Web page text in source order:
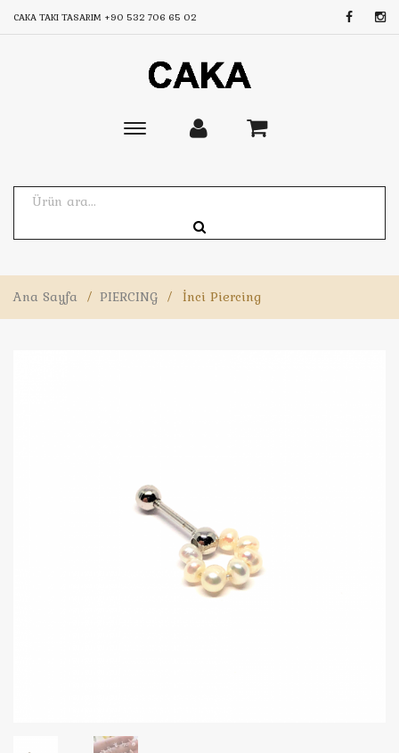
CAKA TAKI TASARIM +90 532 706 65 02
Toggle
Ana Sayfa / PIERCING / İnci Piercing